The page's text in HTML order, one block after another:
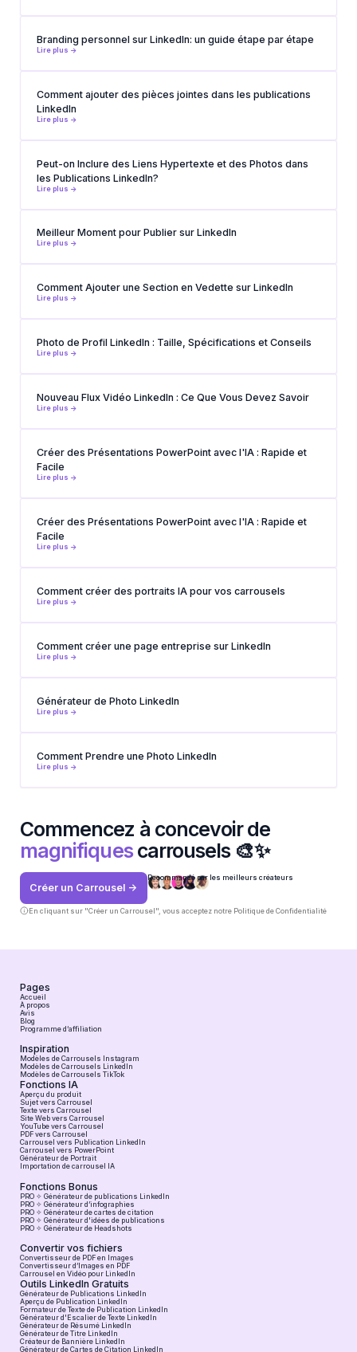
Branding personnel sur LinkedIn: un guide étape par étape
Lire plus ->
Comment ajouter des pièces jointes dans les publications
LinkedIn
Lire plus ->
Peut-on Inclure des Liens Hypertexte et des Photos dans
les Publications LinkedIn?
Lire plus ->
Meilleur Moment pour Publier sur LinkedIn
Lire plus ->
Comment Ajouter une Section en Vedette sur LinkedIn
Lire plus ->
Photo de Profil LinkedIn : Taille, Spécifications et Conseils
Lire plus ->
Nouveau Flux Vidéo LinkedIn : Ce Que Vous Devez Savoir
Lire plus ->
Créer des Présentations PowerPoint avec l'IA : Rapide et
Facile
Lire plus ->
Créer des Présentations PowerPoint avec l'IA : Rapide et
Facile
Lire plus ->
Comment créer des portraits IA pour vos carrousels
Lire plus ->
Comment créer une page entreprise sur LinkedIn
Lire plus ->
Générateur de Photo LinkedIn
Lire plus ->
Comment Prendre une Photo LinkedIn
Lire plus ->
Commencez à concevoir de
magnifiquescarrousels 🎨✨
Créer un Carrousel ->
Recommandé par les meilleurs créateurs
En cliquant sur "Créer un Carrousel", vous acceptez notre Politique de Confidentialité
Pages
Accueil
À propos
Avis
Blog
Programme d’affiliation
Inspiration
Modèles de Carrousels Instagram
Modèles de Carrousels LinkedIn
Modèles de Carrousels TikTok
Fonctions IA
Aperçu du produit
Sujet vers Carrousel
Texte vers Carrousel
Site Web vers Carrousel
YouTube vers Carrousel
PDF vers Carrousel
Carrousel vers Publication LinkedIn
Carrousel vers PowerPoint
Générateur de Portrait
Importation de carrousel IA
Fonctions Bonus
PRO ✧ Générateur de publications LinkedIn
PRO ✧ Générateur d’infographies
PRO ✧ Générateur de cartes de citation
PRO ✧ Générateur d'idées de publications
PRO ✧ Générateur de Headshots
Convertir vos fichiers
Convertisseur de PDF en Images
Convertisseur d’Images en PDF
Carrousel en Vidéo pour LinkedIn
Outils LinkedIn Gratuits
Générateur de Publications LinkedIn
Aperçu de Publication LinkedIn
Formateur de Texte de Publication LinkedIn
Générateur d'Escalier de Texte LinkedIn
Générateur de Résumé LinkedIn
Générateur de Titre LinkedIn
Créateur de Bannière LinkedIn
Générateur de Cartes de Citation LinkedIn